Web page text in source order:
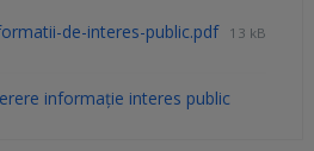
de-interes-public.pdf 13 kB
informație interes public